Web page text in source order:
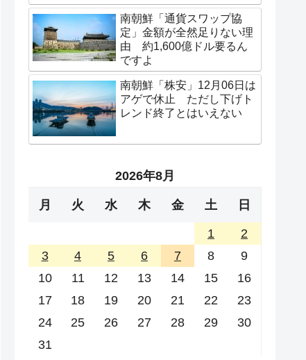
南朝鮮「通貨スワップ協
定」金額が全然足りない理
由 約1,600億ドル要るん
ですよ
南朝鮮「株安」12月06日は
アゲで休止 ただし下げト
レンド終了とはいえない
2026年8月
月 火 水 木 金 土 日
1
2
3
4 5 6 7 8
9
10
11 12 13 14 15
16
17
18 19 20 21 22
23
24
25 26 27 28 29
30
31